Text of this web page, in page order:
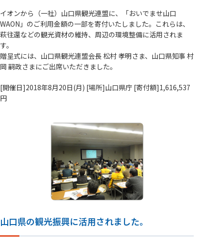
イオンから（一社）山口県観光連盟に、「おいでませ山口
WAON」のご利用金額の一部を寄付いたしました。これらは、
萩往還などの観光資材の維持、周辺の環境整備に活用されま
す。
贈呈式には、山口県観光連盟会長 松村 孝明さま、山口県知事 村
岡 嗣政さまにご出席いただきました。
[開催日]2018年8月20日(月) [場所]山口県庁 [寄付額]1,616,537
円
山口県の観光振興に活用されました。